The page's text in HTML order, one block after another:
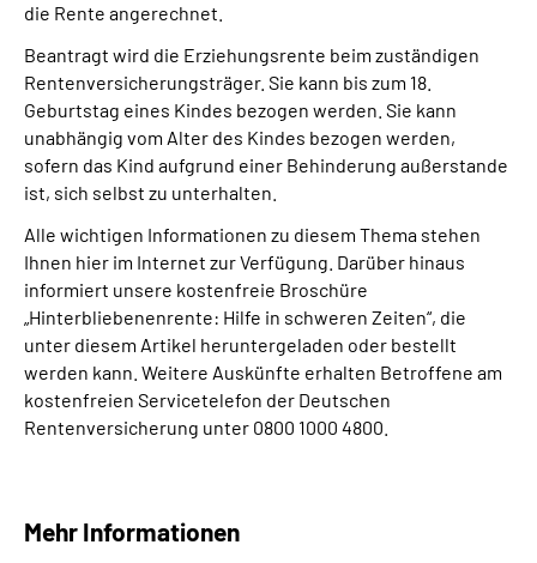
die Rente angerechnet.
Beantragt wird die Erziehungsrente beim zuständigen
Rentenversicherungsträger. Sie kann bis zum 18.
Geburtstag eines Kindes bezogen werden. Sie kann
unabhängig vom Alter des Kindes bezogen werden,
sofern das Kind aufgrund einer Behinderung außerstande
ist, sich selbst zu unterhalten.
Alle wichtigen Informationen zu diesem Thema stehen
Ihnen hier im Internet zur Verfügung. Darüber hinaus
informiert unsere kostenfreie Broschüre
„Hinterbliebenenrente: Hilfe in schweren Zeiten“, die
unter diesem Artikel heruntergeladen oder bestellt
werden kann. Weitere Auskünfte erhalten Betroffene am
kostenfreien Servicetelefon der Deutschen
Rentenversicherung unter 0800 1000 4800.
Mehr Informationen